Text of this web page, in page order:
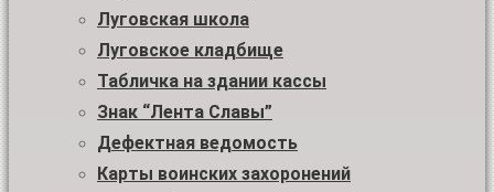
Луговская школа
Луговское кладбище
Табличка на здании кассы
Знак “Лента Славы”
Дефектная ведомость
Карты воинских захоронений